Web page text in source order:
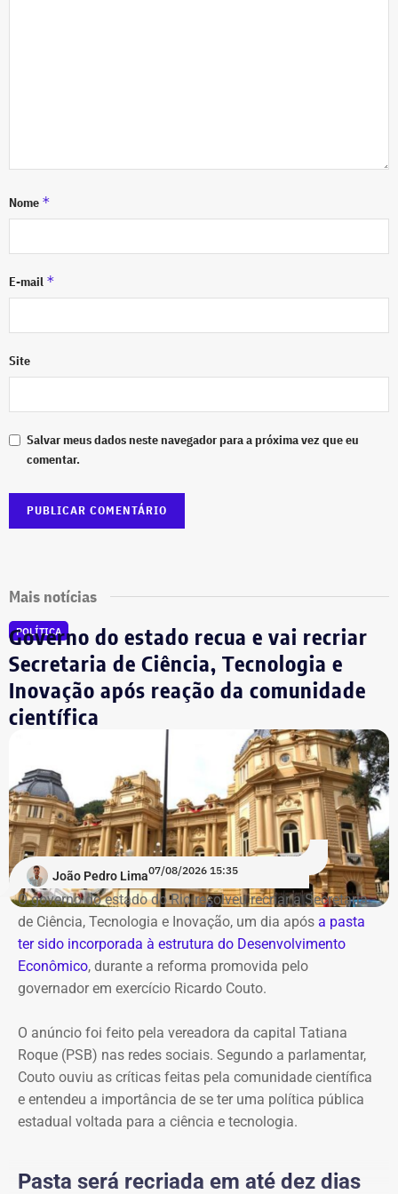
Nome *
E-mail *
Site
Salvar meus dados neste navegador para a próxima vez que eu
comentar.
Mais notícias
POLÍTICA
Governo do estado recua e vai recriar
Secretaria de Ciência, Tecnologia e
Inovação após reação da comunidade
científica
João Pedro Lima07/08/2026 15:35
O governo do estado do Rio resolveu recriar a Secretaria
de Ciência, Tecnologia e Inovação, um dia após a pasta
ter sido incorporada à estrutura do Desenvolvimento
Econômico, durante a reforma promovida pelo
governador em exercício Ricardo Couto.
O anúncio foi feito pela vereadora da capital Tatiana
Roque (PSB) nas redes sociais. Segundo a parlamentar,
Couto ouviu as críticas feitas pela comunidade científica
e entendeu a importância de se ter uma política pública
estadual voltada para a ciência e tecnologia.
Pasta será recriada em até dez dias